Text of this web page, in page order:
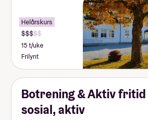
Helårskurs
15 t/uke
Frilynt
Botrening & Aktiv
sosial, aktiv